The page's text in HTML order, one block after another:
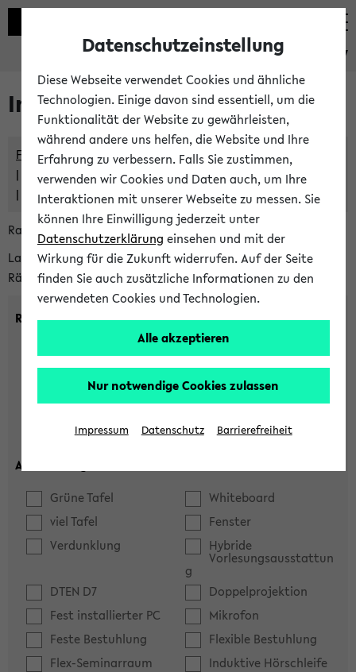
eKVV
Im eKVV verwaltete Räume
Freie Räume und Veranstaltungsüberschneidungen
Raumüberschneidungen
Hinweise der zentralen Raumvergabe
Raumanfragen:
raumvergabe@uni-bielefeld.de
Lassen Sie sich alle Räume anzeigen oder suchen Sie nach
Räumen mit bestimmten Eigenschaften:
Raumkriterien:
max. Plätze:
Ausstattung:
Grüne Tafel
Whiteboard
viel Tafel
Fenster
Verdunklung
Hybride
Vorlesungsausstattun
g
DTEN D7
Doppelprojektion
Fest installierter PC
Mikrofon
Feste Bestuhlung
Flexible Bestuhlung
Flex-Seminarraum
Induktive Hörschleife
Datenschutzeinstellung
Diese Webseite verwendet Cookies und ähnliche
Technologien. Einige davon sind essentiell, um die
Funktionalität der Website zu gewährleisten,
während andere uns helfen, die Website und Ihre
Erfahrung zu verbessern. Falls Sie zustimmen,
verwenden wir Cookies und Daten auch, um Ihre
Interaktionen mit unserer Webseite zu messen. Sie
können Ihre Einwilligung jederzeit unter
Datenschutzerklärung einsehen und mit der
Wirkung für die Zukunft widerrufen. Auf der Seite
finden Sie auch zusätzliche Informationen zu den
verwendeten Cookies und Technologien.
Alle akzeptieren
Nur notwendige Cookies zulassen
Impressum Datenschutz Barrierefreiheit